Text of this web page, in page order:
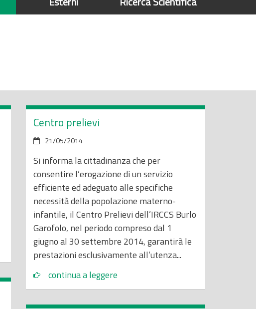
Centro prelievi
21/05/2014
Si informa la cittadinanza che per
consentire l’erogazione di un servizio
efficiente ed adeguato alle specifiche
necessità della popolazione materno-
infantile, il Centro Prelievi dell’IRCCS Burlo
Garofolo, nel periodo compreso dal 1
giugno al 30 settembre 2014, garantirà le
prestazioni esclusivamente all’utenza...
continua a leggere